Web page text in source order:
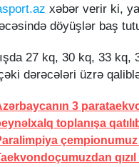
xəbər verir ki,
döyüşlər baş
27 kq, 30 kq, 33
dərəcələri üzrə
3
toplanışa
qızıl